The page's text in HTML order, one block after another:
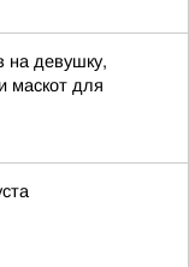
на девушку,
маскот для